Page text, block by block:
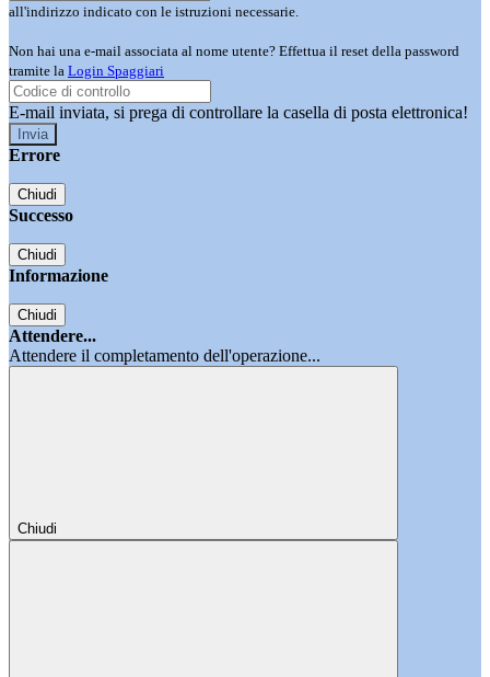
all'indirizzo indicato con le istruzioni necessarie.
Non hai una e-mail associata al nome utente? Effettua il reset della password
tramite la Login Spaggiari
E-mail inviata, si prega di controllare la casella di posta elettronica!
Errore
Chiudi
Successo
Chiudi
Informazione
Chiudi
Attendere...
Attendere il completamento dell'operazione...
Chiudi